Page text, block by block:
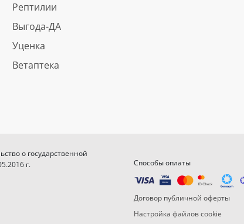
Рептилии
Выгода-ДА
Уценка
Ветаптека
о государственной
г.
Способы оплаты
Договор публичной оферты
Настройка файлов cookie